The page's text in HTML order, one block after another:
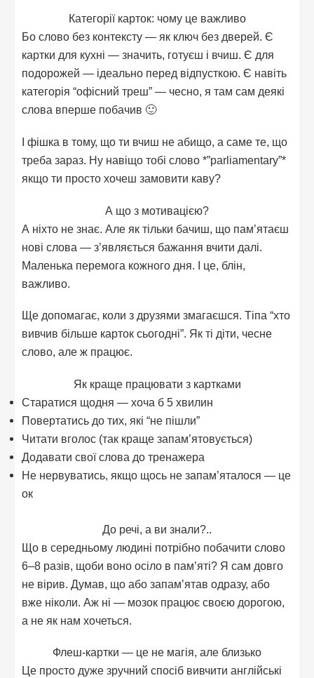
Категорії карток: чому це важливо
Бо слово без контексту — як ключ без дверей. Є
картки для кухні — значить, готуєш і вчиш. Є для
подорожей — ідеально перед відпусткою. Є навіть
категорія “офісний треш” — чесно, я там сам деякі
слова вперше побачив 🙂
І фішка в тому, що ти вчиш не абищо, а саме те, що
треба зараз. Ну навіщо тобі слово *”parliamentary”*
якщо ти просто хочеш замовити каву?
А що з мотивацією?
А ніхто не знає. Але як тільки бачиш, що пам’ятаєш
нові слова — з’являється бажання вчити далі.
Маленька перемога кожного дня. І це, блін,
важливо.
Ще допомагає, коли з друзями змагаєшся. Тіпа “хто
вивчив більше карток сьогодні”. Як ті діти, чесне
слово, але ж працює.
Як краще працювати з картками
Старатися щодня — хоча б 5 хвилин
Повертатись до тих, які “не пішли”
Читати вголос (так краще запам’ятовується)
Додавати свої слова до тренажера
Не нервуватись, якщо щось не запам’яталося — це
ок
До речі, а ви знали?..
Що в середньому людині потрібно побачити слово
6–8 разів, щоби воно осіло в пам’яті? Я сам довго
не вірив. Думав, що або запам’ятав одразу, або
вже ніколи. Аж ні — мозок працює своєю дорогою,
а не як нам хочеться.
Флеш-картки — це не магія, але близько
Це просто дуже зручний спосіб вивчити англійські